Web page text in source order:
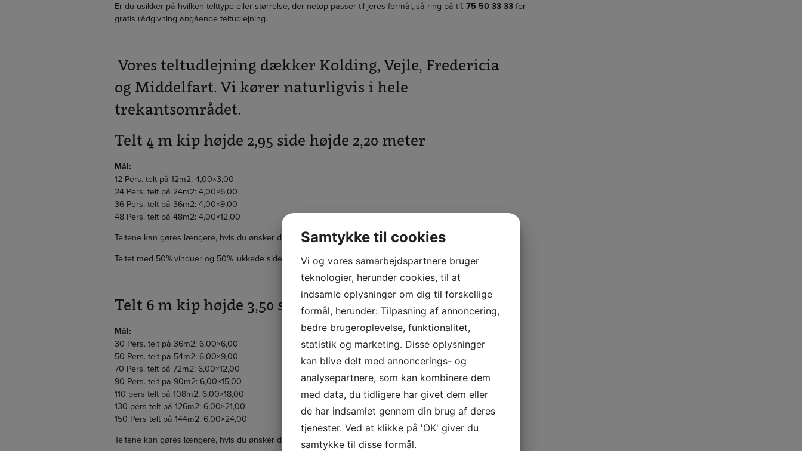
Er du usikker på hvilken telttype eller størrelse, der netop passer til jeres formål, så ring på tlf. 75 50 33 33 for
gratis rådgivning angående teltudlejning.
Vores teltudlejning dækker Kolding, Vejle, Fredericia
og Middelfart. Vi kører naturligvis i hele
trekantsområdet.
Telt 4 m kip højde 2,95 side højde 2,20 meter
Mål:
12 Pers. telt på 12m2: 4,00×3,00
24 Pers. telt på 24m2: 4,00×6,00
36 Pers. telt på 36m2: 4,00×9,00
48 Pers. telt på 48m2: 4,00×12,00
Teltene kan gøres længere, hvis du ønsker det.
Teltet med 50% vinduer og 50% lukkede sider.
Telt 6 m kip højde 3,50 side højde 2,20 meter
Mål:
30 Pers. telt på 36m2: 6,00×6,00
50 Pers. telt på 54m2: 6,00×9,00
70 Pers. telt på 72m2: 6,00×12,00
90 Pers. telt på 90m2: 6,00×15,00
110 pers telt på 108m2: 6,00×18,00
130 pers telt på 126m2: 6,00×21,00
150 Pers telt på 144m2: 6,00×24,00
Teltene kan gøres længere, hvis du ønsker det.
Samtykke til cookies
Vi og vores samarbejdspartnere bruger
teknologier, herunder cookies, til at
indsamle oplysninger om dig til forskellige
formål, herunder: Tilpasning af annoncering,
bedre brugeroplevelse, funktionalitet,
statistik og marketing. Disse oplysninger
kan blive delt med annoncerings- og
analysepartnere, som kan kombinere dem
med data, du tidligere har givet dem eller
de har indsamlet gennem din brug af deres
tjenester. Ved at klikke på 'OK' giver du
samtykke til disse formål.